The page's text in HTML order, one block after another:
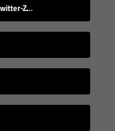
Nicht-gelöschte Hate Tweets vor die Twitter-Zentrale gesprüht